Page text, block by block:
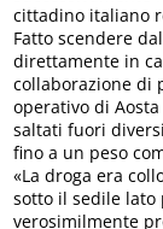
cittadino italiano
Fatto scendere
direttamente in
collaborazione di
operativo di
saltati fuori
fino a un peso
«La droga era
sotto il sedile lato
verosimilmente